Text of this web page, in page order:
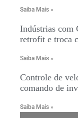
Saiba Mais »
Indústrias com
retrofit e troca
Saiba Mais »
Controle de
comando de
Saiba Mais »